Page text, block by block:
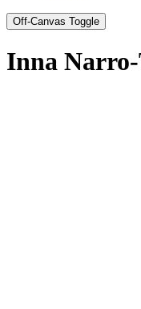
Off-Canvas Toggle
Inna